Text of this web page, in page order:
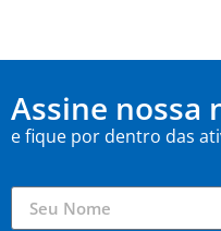
Assine nossa
e fique por dentro das